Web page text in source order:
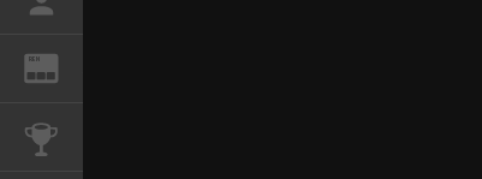
REN